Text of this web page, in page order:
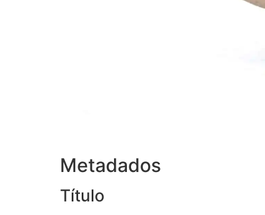
Metadados
Título